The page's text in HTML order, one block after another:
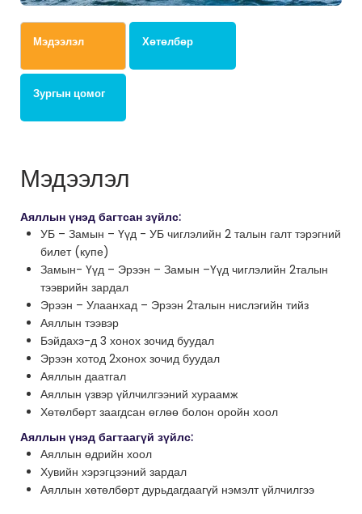
Мэдээлэл Хөтөлбөр
Зургын цомог
Мэдээлэл
Аяллын үнэд багтсан зүйлс:
УБ – Замын – Үүд - УБ чиглэлийн 2 талын галт тэрэгний
билет (купе)
Замын- Үүд – Эрээн – Замын –Үүд чиглэлийн 2талын
тээврийн зардал
Эрээн – Улаанхад – Эрээн 2талын нислэгийн тийз
Аяллын тээвэр
Бэйдахэ-д 3 хонох зочид буудал
Эрээн хотод 2хонох зочид буудал
Аяллын даатгал
Аяллын үзвэр үйлчилгээний хураамж
Хөтөлбөрт заагдсан өглөө болон оройн хоол
Аяллын үнэд багтаагүй зүйлс:
Аяллын өдрийн хоол
Хувийн хэрэгцээний зардал
Аяллын хөтөлбөрт дурьдагдаагүй нэмэлт үйлчилгээ